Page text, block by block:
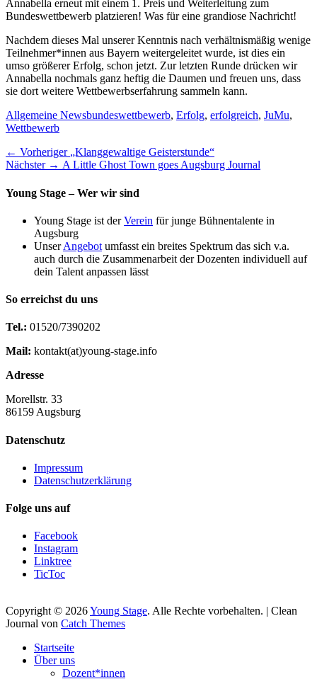
Annabella erneut mit einem 1. Preis und Weiterleitung zum
Bundeswettbewerb platzieren! Was für eine grandiose Nachricht!
Nachdem dieses Mal unserer Kenntnis nach verhältnismäßig wenige
Teilnehmer*innen aus Bayern weitergeleitet wurde, ist dies ein
umso größerer Erfolg, schon jetzt. Zur letzten Runde drücken wir
Annabella nochmals ganz heftig die Daumen und freuen uns, dass
sie dort weitere Wettbewerbserfahrung sammeln kann.
Kategorien
Allgemeine NewsSchlagworte
bundeswettbewerb, Erfolg, erfolgreich, JuMu,
Wettbewerb
Beitragsnavigation
← Vorheriger
Vorheriger
Beitrag:
„Klanggewaltige Geisterstunde“
Nächster → Nächster
A Little Ghost Town goes Augsburg Journal
Young Stage – Wer wir sind
Young Stage ist derVerein für junge Bühnentalente in
Augsburg
UnserAngebot umfasst ein breites Spektrum das sich v.a.
auch durch die Zusammenarbeit der Dozenten individuell auf
dein Talent anpassen lässt
So erreichst du uns
Tel.: 01520/7390202
Mail: kontakt(at)young-stage.info
Adresse
Morellstr. 33
86159 Augsburg
Datenschutz
Impressum
Datenschutzerklärung
Folge uns auf
Facebook
Instagram
Linktree
TicToc
Copyright © 2026Young Stage. Alle Rechte vorbehalten. | Clean
Journal von Catch Themes
oben
scrollen
Startseite
Über uns
Dozent*innen